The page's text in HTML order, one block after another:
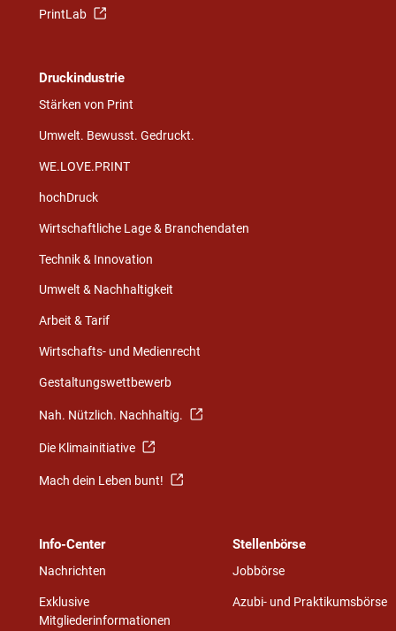
PrintLab
Druckindustrie
Stärken von Print
Umwelt. Bewusst. Gedruckt.
WE.LOVE.PRINT
hochDruck
Wirtschaftliche Lage & Branchendaten
Technik & Innovation
Umwelt & Nachhaltigkeit
Arbeit & Tarif
Wirtschafts- und Medienrecht
Gestaltungswettbewerb
Nah. Nützlich. Nachhaltig.
Die Klimainitiative
Mach dein Leben bunt!
Info-Center
Nachrichten
Exklusive
Mitgliederinformationen
Stellenbörse
Jobbörse
Azubi- und Praktikumsbörse